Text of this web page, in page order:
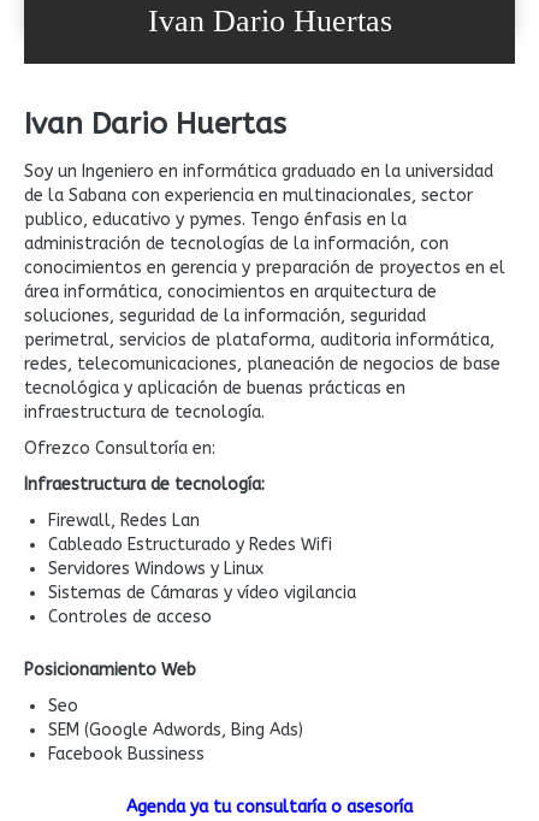
Ivan Dario Huertas
Ivan Dario Huertas
Soy un Ingeniero en informática graduado en la universidad
de la Sabana con experiencia en multinacionales, sector
publico, educativo y pymes. Tengo énfasis en la
administración de tecnologías de la información, con
conocimientos en gerencia y preparación de proyectos en el
área informática, conocimientos en arquitectura de
soluciones, seguridad de la información, seguridad
perimetral, servicios de plataforma, auditoria informática,
redes, telecomunicaciones, planeación de negocios de base
tecnológica y aplicación de buenas prácticas en
infraestructura de tecnología.
Ofrezco Consultoría en:
Infraestructura de tecnología:
Firewall, Redes Lan
Cableado Estructurado y Redes Wifi
Servidores Windows y Linux
Sistemas de Cámaras y vídeo vigilancia
Controles de acceso
Posicionamiento Web
Seo
SEM (Google Adwords, Bing Ads)
Facebook Bussiness
Agenda ya tu consultaría o asesoría